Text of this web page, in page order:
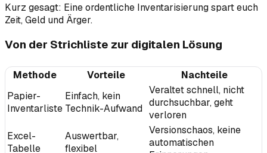
Kurz gesagt: Eine ordentliche Inventarisierung spart euch
Zeit, Geld und Ärger.
Von der Strichliste zur digitalen Lösung
Methode Vorteile
Nachteile
Papier-
Inventarliste
Einfach, kein
Technik-Aufwand
Veraltet schnell, nicht
durchsuchbar, geht
verloren
Excel-
Tabelle
Auswertbar,
flexibel
Versionschaos, keine
automatischen